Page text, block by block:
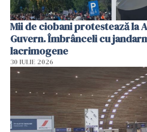
Mii de ciobani protestează la
Guvern. Îmbrânceli cu
lacrimogene
30 IULIE 2026